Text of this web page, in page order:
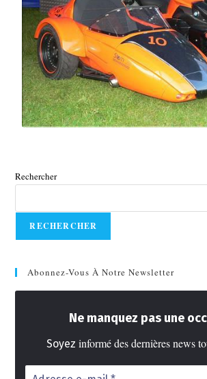
Rechercher
RECHERCHER
Abonnez-Vous À Notre Newsletter
Ne manquez pas une
Soyez informé des dernières news